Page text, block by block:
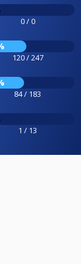
0 / 0
120 / 247
84 / 183
1 / 13